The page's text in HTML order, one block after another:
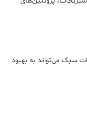
سبک می‌تواند به بهبود